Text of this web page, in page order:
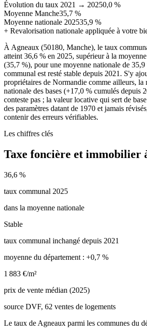
Évolution du taux 2021 → 20250,0 %
Moyenne Manche35,7 %
Moyenne nationale 202535,9 %
+ Revalorisation nationale appliquée à votre
À Agneaux (50180, Manche), le taux
atteint 36,6 % en 2025, supérieur à la
(35,7 %), pour une moyenne nationale de
communal est resté stable depuis 2021. S'y
propriétaires de Normandie comme ailleurs, la
nationale des bases (+17,0 % cumulés depuis
conteste pas ; la valeur locative qui sert de
des paramètres datant de 1970 et jamais
contenir des erreurs vérifiables.
Les chiffres clés
Taxe foncière et immobilier
36,6 %
taux communal 2025
dans la moyenne nationale
Stable
taux communal inchangé depuis 2021
moyenne du département : +0,7 %
1 883 €/m²
prix de vente médian (2025)
source DVF, 62 ventes de logements
Le taux de Agneaux parmi les communes du